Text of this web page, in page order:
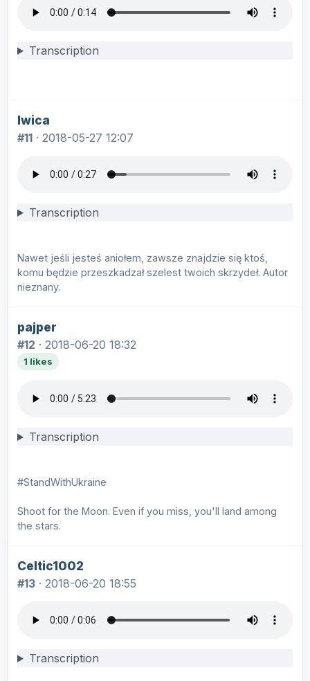
Transcription
lwica
#11 · 2018-05-27 12:07
Transcription
Nawet jeśli jesteś aniołem, zawsze znajdzie się ktoś,
komu będzie przeszkadzał szelest twoich skrzydeł. Autor
nieznany.
pajper
#12 · 2018-06-20 18:32
1 likes
Transcription
#StandWithUkraine
Shoot for the Moon. Even if you miss, you'll land among
the stars.
Celtic1002
#13 · 2018-06-20 18:55
Transcription